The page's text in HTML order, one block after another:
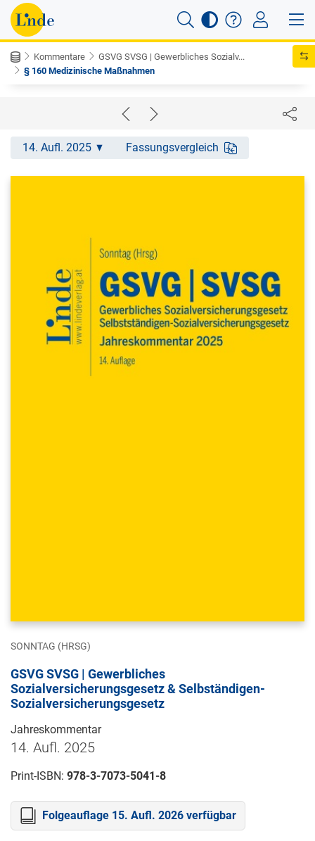
Kommentare
GSVG SVSG | Gewerbliches Sozialv...
§ 160 Medizinische Maßnahmen
14. Aufl. 2025 Fassungsvergleich
SONNTAG (HRSG)
GSVG SVSG | Gewerbliches
Sozialversicherungsgesetz & Selbständigen-
Sozialversicherungsgesetz
Jahreskommentar
14. Aufl. 2025
Print-ISBN: 978-3-7073-5041-8
Folgeauflage 15. Aufl. 2026 verfügbar